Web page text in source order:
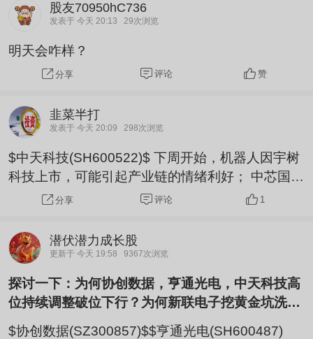
言，也只是也许，并不代表事物发展的必然规律！！嗯，
股友70950hC736
发表于 今天 20:13 29次浏览
明天会咋样？
分享 评论 赞
韭菜半打
发表于 今天 20:09 298次浏览
$中天科技(SH600522)$ 下周开始，机器人因宇树
科技上市，可能引起产业链的情绪利好； 中芯国际
财报亮眼，利好半导体设备，封测，耗材等。 应该
科技的机会。 $卫宁健康(SZ300253)$
分享 评论 1
潜伏潜力成长股
更新于 今天 19:58 9367次浏览
探讨一下：为何协创数据，亨通光电，中天科技高
位持续调整破位下行？为何新联电子挖黄金坑洗盘
之后，底部持续振荡上行？它们后市会怎样？
$协创数据(SZ300857)$$亨通光电(SH600487)